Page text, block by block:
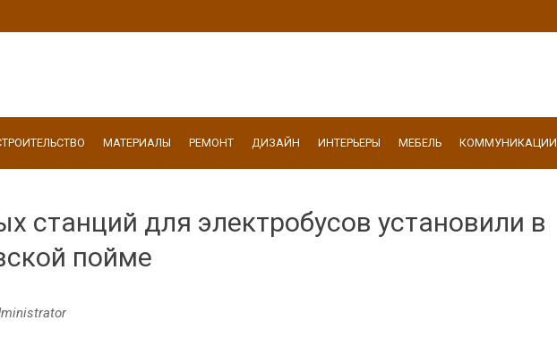
МАТЕРИАЛЫ РЕМОНТ ДИЗАЙН ИНТЕРЬЕРЫ МЕБЕЛЬ КОММУНИКАЦИИ
станций для электробусов установили в
пойме